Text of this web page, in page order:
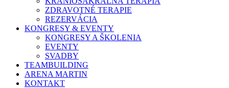
ZDRAVOTNÉ TERAPIE
REZERVÁCIA
KONGRESY & EVENTY
KONGRESY A ŠKOLENIA
EVENTY
SVADBY
TEAMBUILDING
ARENA MARTIN
KONTAKT